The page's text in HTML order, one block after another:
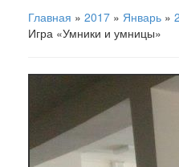
Главная » 2017 » Январь »
Игра «Умники и умницы»